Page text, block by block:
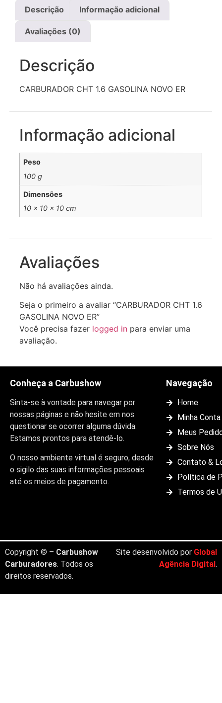
Descrição Informação adicional
Avaliações (0)
Descrição
CARBURADOR CHT 1.6 GASOLINA NOVO ER
Informação adicional
Peso
100 g
Dimensões
10 × 10 × 10 cm
Avaliações
Não há avaliações ainda.
Seja o primeiro a avaliar “CARBURADOR CHT 1.6
GASOLINA NOVO ER”
Você precisa fazer logged in para enviar uma
avaliação.
Conheça a Carbushow
Sinta-se à vontade para navegar por
nossas páginas e não hesite em nos
questionar se ocorrer alguma dúvida.
Estamos prontos para atendê-lo.
O nosso ambiente virtual é seguro, desde
o sigilo das suas informações pessoais
até os meios de pagamento.
Navegação
Home
Minha Conta
Meus
Sobre Nós
Contato &
Política de
Termos de
Copyright © – Carbushow
Carburadores. Todos os
direitos reservados.
Site desenvolvido por Global
Agência Digital.